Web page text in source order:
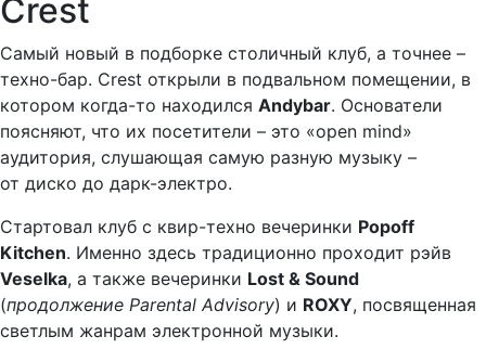
Crest
Самый новый в подборке столичный клуб, а точнее –
техно-бар. Crest открыли в подвальном помещении, в
котором когда-то находился Andybar. Основатели
поясняют, что их посетители – это «open mind»
аудитория, слушающая самую разную музыку –
от диско до дарк-электро.
Стартовал клуб с квир-техно вечеринки Popoff
Kitchen. Именно здесь традиционно проходит рэйв
Veselka, а также вечеринки Lost & Sound
(продолжение Parental Advisory) и ROXY, посвященная
светлым жанрам электронной музыки.